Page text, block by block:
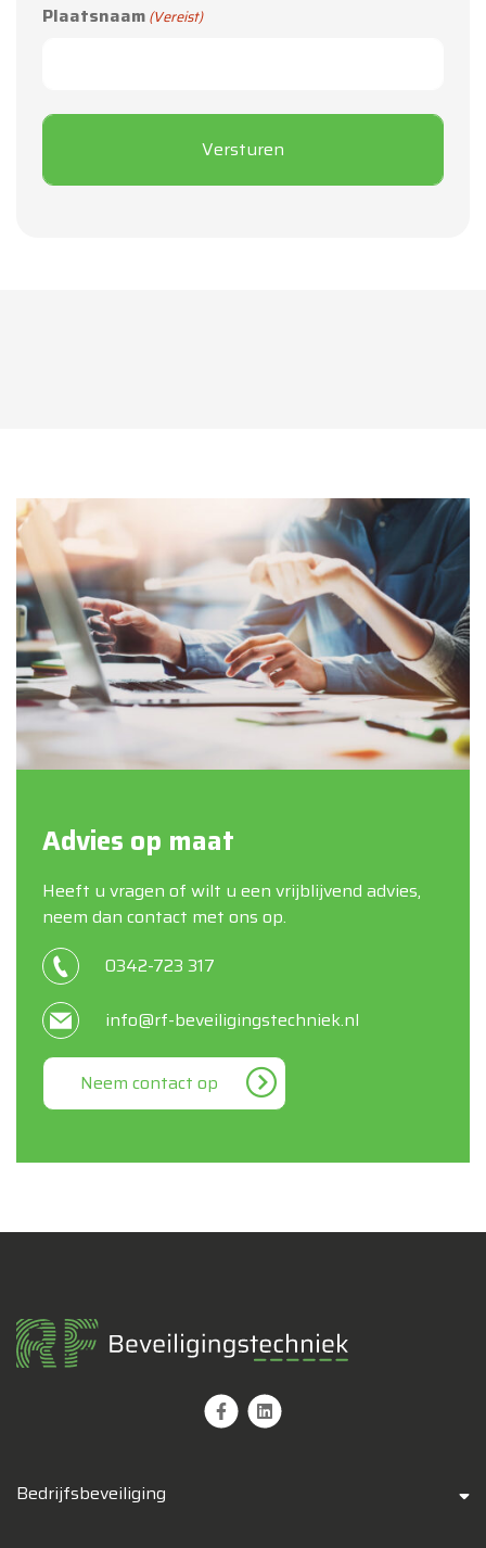
Plaatsnaam(Vereist)
Advies op maat
Heeft u vragen of wilt u een vrijblijvend advies,
neem dan contact met ons op.
0342-723 317
info@rf-beveiligingstechniek.nl
Neem contact op
Bedrijfsbeveiliging